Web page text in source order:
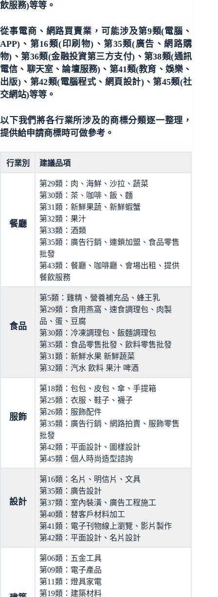
飲服務)等等。
從事電商、網路買賣業，可能涉及第9類(電腦、
APP)、第16類(印刷物)、第35類(廣告、網路購
物)、第36類(金融投資第三方支付)、第38類(通訊
電信、聊天室、論壇服務)、第41類(教育、娛樂、
出版)、第42類(電腦程式、網頁設計)、第45類(社
交網站)等等。
以下我們將各行業所涉及的商標分類逐一整理，
提供給申請商標時可做參考。
行業別 建議品項
餐廳
第29類：肉、海鮮、沙拉、蔬菜
第30類：茶、咖啡、飯、麵
第31類：新鮮果蔬、新鮮蝦蟹
第32類：果汁
第33類：酒類
第35類：廣告行銷、連鎖加盟、食品零售
批發
第43類：餐廳、咖啡廳、會場出租、提供
餐飲服務
食品
第5類：雞精、營養補充品、蜂王乳
第29類：食用燕窩、速食調理包、肉製
品、蛋、豆腐
第30類：冷凍調理包、飯麵調理包
第35類：食品零售批發、飲料零售批發
第31類：新鮮水果 新鮮蔬菜
第32類：汽水 飲料 果汁 啤酒
服飾
第18類：包包、皮包、傘、手提箱
第25類：衣服、鞋子、襪子
第26類：服飾配件
第35類：廣告行銷、網路拍賣、服飾零售
批發
第42類：平面設計、圖樣設計
第45類：個人時尚造型諮詢
設計
第16類：名片、明信片、文具
第35類：廣告設計
第37類：室內裝潢、廣告工程施工
第40類：替客戶材料加工
第41類：電子刊物線上瀏覽、影片製作
第42類：平面設計、名片設計
第06類：五金工具
第09類：電子產品
第11類：燈具家電
第19類：建築材料